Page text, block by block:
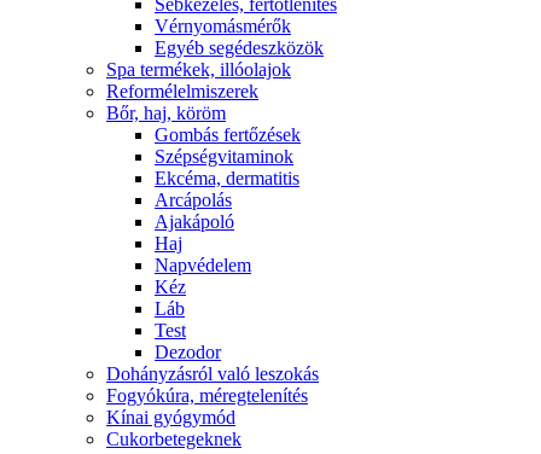
Sebkezelés, fertőtlenítés
Vérnyomásmérők
Egyéb segédeszközök
Spa termékek, illóolajok
Reformélelmiszerek
Bőr, haj, köröm
Gombás fertőzések
Szépségvitaminok
Ekcéma, dermatitis
Arcápolás
Ajakápoló
Haj
Napvédelem
Kéz
Láb
Test
Dezodor
Dohányzásról való leszokás
Fogyókúra, méregtelenítés
Kínai gyógymód
Cukorbetegeknek